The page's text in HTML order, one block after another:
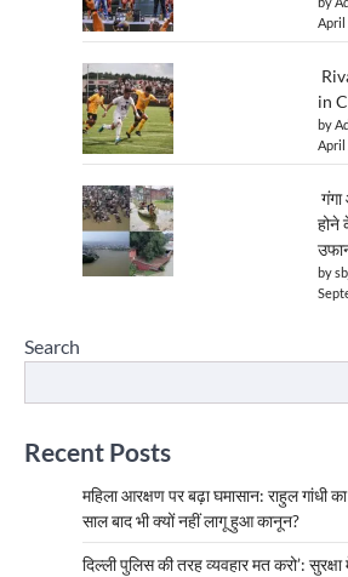
April
in
by
April
होने
by
Search
Recent Posts
महिला आरक्षण पर बढ़ा घमासान: राहुल गांधी
साल बाद भी क्यों नहीं लागू हुआ कानून?
दिल्ली पुलिस की तरह व्यवहार मत करो’: